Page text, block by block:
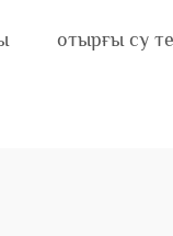
отырғы су